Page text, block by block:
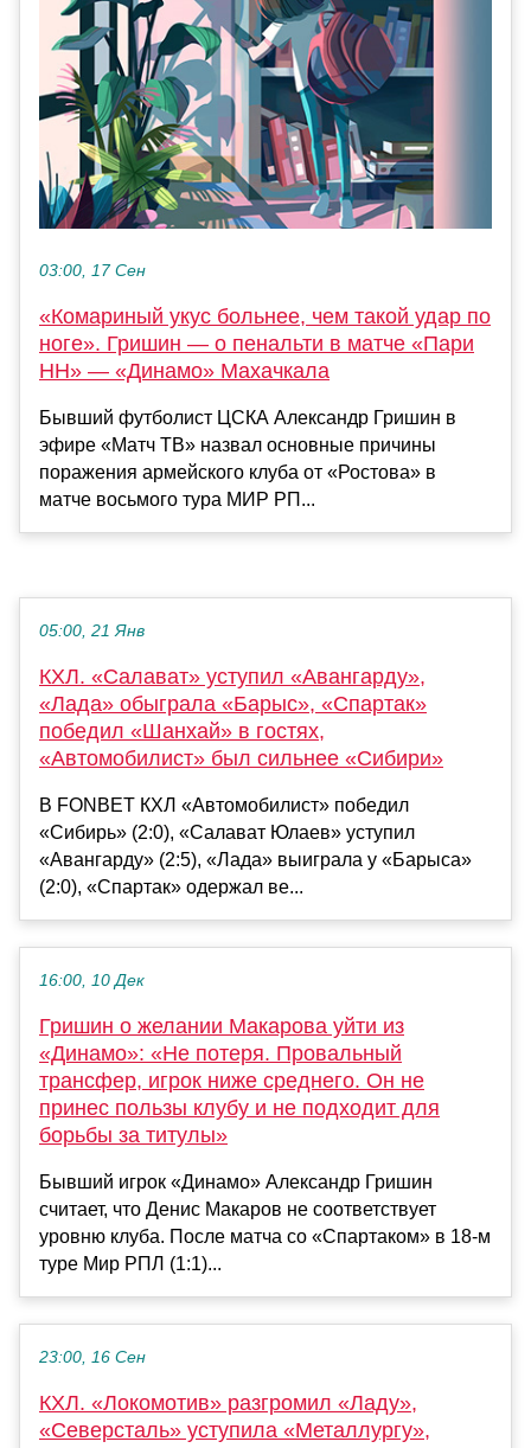
03:00, 17 Сен
«Комариный укус больнее, чем такой удар по
ноге». Гришин — о пенальти в матче «Пари
НН» — «Динамо» Махачкала
Бывший футболист ЦСКА Александр Гришин в
эфире «Матч ТВ» назвал основные причины
поражения армейского клуба от «Ростова» в
матче восьмого тура МИР РП...
05:00, 21 Янв
КХЛ. «Салават» уступил «Авангарду»,
«Лада» обыграла «Барыс», «Спартак»
победил «Шанхай» в гостях,
«Автомобилист» был сильнее «Сибири»
В FONBET КХЛ «Автомобилист» победил
«Сибирь» (2:0), «Салават Юлаев» уступил
«Авангарду» (2:5), «Лада» выиграла у «Барыса»
(2:0), «Спартак» одержал ве...
16:00, 10 Дек
Гришин о желании Макарова уйти из
«Динамо»: «Не потеря. Провальный
трансфер, игрок ниже среднего. Он не
принес пользы клубу и не подходит для
борьбы за титулы»
Бывший игрок «Динамо» Александр Гришин
считает, что Денис Макаров не соответствует
уровню клуба. После матча со «Спартаком» в 18-м
туре Мир РПЛ (1:1)...
23:00, 16 Сен
КХЛ. «Локомотив» разгромил «Ладу»,
«Северсталь» уступила «Металлургу»,